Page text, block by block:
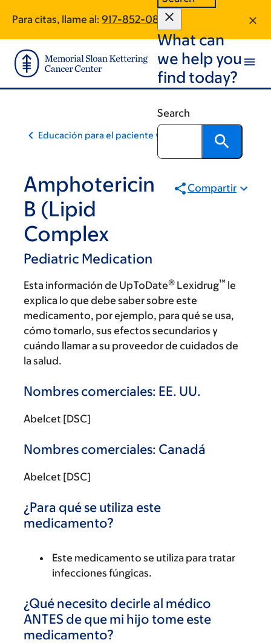
main
content
footer
Para citas, llame al: 917-852-0866
What can
we help you
find today?
Search
Educación para el paciente y la comunidad
Amphotericin
B (Lipid
Complex
Pediatric Medication
Compartir
Esta información de UpToDate® Lexidrug™ le
explica lo que debe saber sobre este
medicamento, por ejemplo, para qué se usa,
cómo tomarlo, sus efectos secundarios y
cuándo llamar a su proveedor de cuidados de
la salud.
Nombres comerciales: EE. UU.
Abelcet [DSC]
Nombres comerciales: Canadá
Abelcet [DSC]
¿Para qué se utiliza este
medicamento?
Este medicamento se utiliza para tratar
infecciones fúngicas.
¿Qué necesito decirle al médico
ANTES de que mi hijo tome este
medicamento?